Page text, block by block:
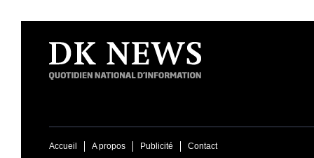
Accueil A propos Publicité Contact